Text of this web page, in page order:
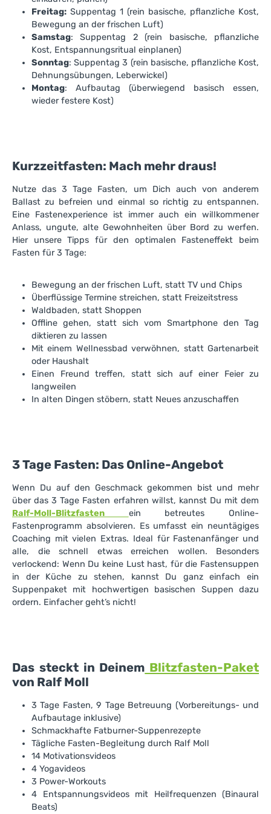
Freitag: Suppentag 1 (rein basische, pflanzliche Kost,
Bewegung an der frischen Luft)
Samstag: Suppentag 2 (rein basische, pflanzliche
Kost, Entspannungsritual einplanen)
Sonntag: Suppentag 3 (rein basische, pflanzliche Kost,
Dehnungsübungen, Leberwickel)
Montag: Aufbautag (überwiegend basisch essen,
wieder festere Kost)
Kurzzeitfasten: Mach mehr draus!
Nutze das 3 Tage Fasten, um Dich auch von anderem
Ballast zu befreien und einmal so richtig zu entspannen.
Eine Fastenexperience ist immer auch ein willkommener
Anlass, ungute, alte Gewohnheiten über Bord zu werfen.
Hier unsere Tipps für den optimalen Fasteneffekt beim
Fasten für 3 Tage:
Bewegung an der frischen Luft, statt TV und Chips
Überflüssige Termine streichen, statt Freizeitstress
Waldbaden, statt Shoppen
Offline gehen, statt sich vom Smartphone den Tag
diktieren zu lassen
Mit einem Wellnessbad verwöhnen, statt Gartenarbeit
oder Haushalt
Einen Freund treffen, statt sich auf einer Feier zu
langweilen
In alten Dingen stöbern, statt Neues anzuschaffen
3 Tage Fasten: Das Online-Angebot
Wenn Du auf den Geschmack gekommen bist und mehr
über das 3 Tage Fasten erfahren willst, kannst Du mit dem
Ralf-Moll-Blitzfasten
ein betreutes Online-
Fastenprogramm absolvieren. Es umfasst ein neuntägiges
Coaching mit vielen Extras. Ideal für Fastenanfänger und
alle, die schnell etwas erreichen wollen. Besonders
verlockend: Wenn Du keine Lust hast, für die Fastensuppen
in der Küche zu stehen, kannst Du ganz einfach ein
Suppenpaket mit hochwertigen basischen Suppen dazu
ordern. Einfacher geht’s nicht!
Das steckt in Deinem Blitzfasten-Paket
von Ralf Moll
3 Tage Fasten, 9 Tage Betreuung (Vorbereitungs- und
Aufbautage inklusive)
Schmackhafte Fatburner-Suppenrezepte
Tägliche Fasten-Begleitung durch Ralf Moll
14 Motivationsvideos
4 Yogavideos
3 Power-Workouts
4 Entspannungsvideos mit Heilfrequenzen (Binaural
Beats)